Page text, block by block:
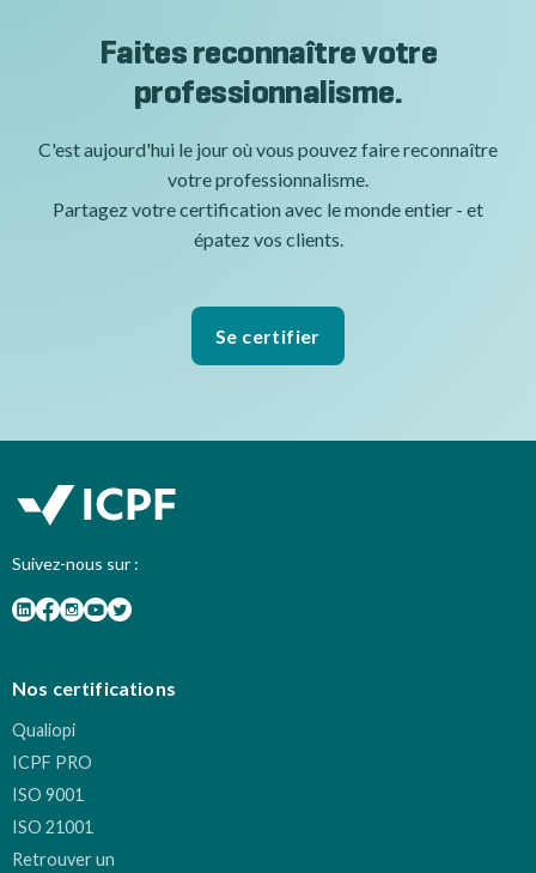
Faites reconnaître votre
professionnalisme.
C'est aujourd'hui le jour où vous pouvez faire reconnaître
votre professionnalisme.
Partagez votre certification avec le monde entier - et
épatez vos clients.
Se certifier
Suivez-nous sur :
Nos certifications
Qualiopi
ICPF PRO
ISO 9001
ISO 21001
Retrouver un